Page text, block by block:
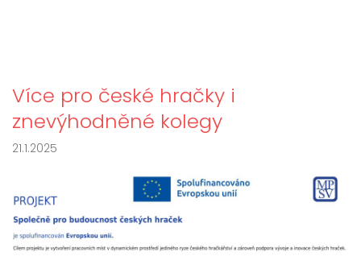
Více pro české hračky i
znevýhodněné kolegy
21.1.2025